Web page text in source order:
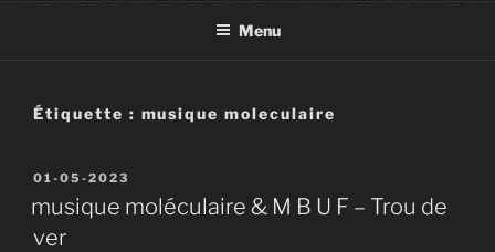
Menu
Étiquette : musique moleculaire
Publié
01-05-2023
musique moléculaire & M B U F – Trou de
ver